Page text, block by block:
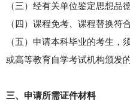
（三）经有关单位鉴定思想品
（四）课程免考、课程替换符
（五）申请本科毕业的考生，
或高等教育自学考试机构颁发
三、申请所需证件材料